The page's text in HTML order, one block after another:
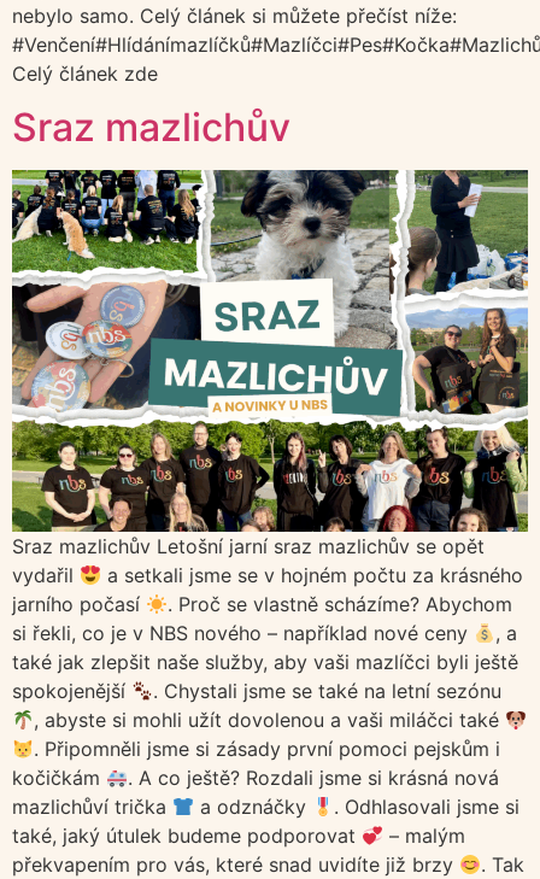
nebylo samo. Celý článek si můžete přečíst níže:
Celý článek zde
Sraz mazlichův
Sraz mazlichův Letošní jarní sraz mazlichův se opět
vydařil
a setkali jsme se v hojném počtu za krásného
jarního počasí
. Proč se vlastně scházíme? Abychom
si řekli, co je v NBS nového – například nové ceny
, a
také jak zlepšit naše služby, aby vaši mazlíčci byli ještě
spokojenější
. Chystali jsme se také na letní sezónu
, abyste si mohli užít dovolenou a vaši miláčci také
. Připomněli jsme si zásady první pomoci pejskům i
kočičkám
. A co ještě? Rozdali jsme si krásná nová
mazlichůví trička
a odznáčky
. Odhlasovali jsme si
také, jaký útulek budeme podporovat
– malým
překvapením pro vás, které snad uvidíte již brzy
. Tak